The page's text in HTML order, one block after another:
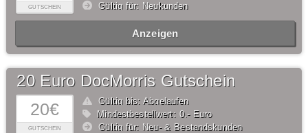
GUTSCHEIN
Gültig für: Neukunden
Anzeigen
20€
GUTSCHEIN
20 Euro DocMorris Gutschein
Gültig bis: Abgelaufen
Mindestbestellwert: 0,- Euro
Gültig für: Neu- & Bestandskunden